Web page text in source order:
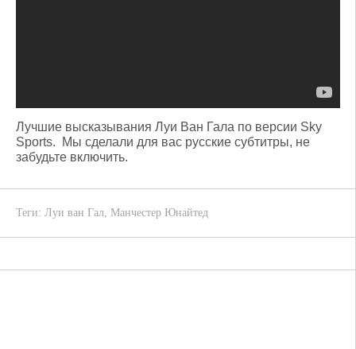
Лучшие высказывания Луи Ван Гала по версии Sky
Sports. Мы сделали для вас русские субтитры, не
забудьте включить.
Теги: Луи ван Гал, Манчестер Юнайтед